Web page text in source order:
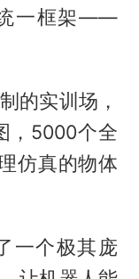
一框架——
的实训场，
，5000个全
仿真的物体
一个极其庞